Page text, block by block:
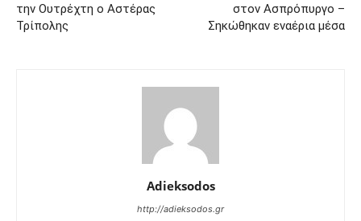
την Ουτρέχτη o Αστέρας
Τρίπολης
στον Ασπρόπυργο –
Σηκώθηκαν εναέρια μέσα
Adieksodos
http://adieksodos.gr